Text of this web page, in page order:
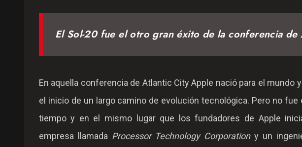
El Sol-20 fue el otro gran éxito de la conferencia de
En aquella conferencia de Atlantic City Apple nació para el mundo
el inicio de un largo camino de evolución tecnológica. Pero no
tiempo y en el mismo lugar que los fundadores de Apple
empresa llamada Processor Technology Corporationy un